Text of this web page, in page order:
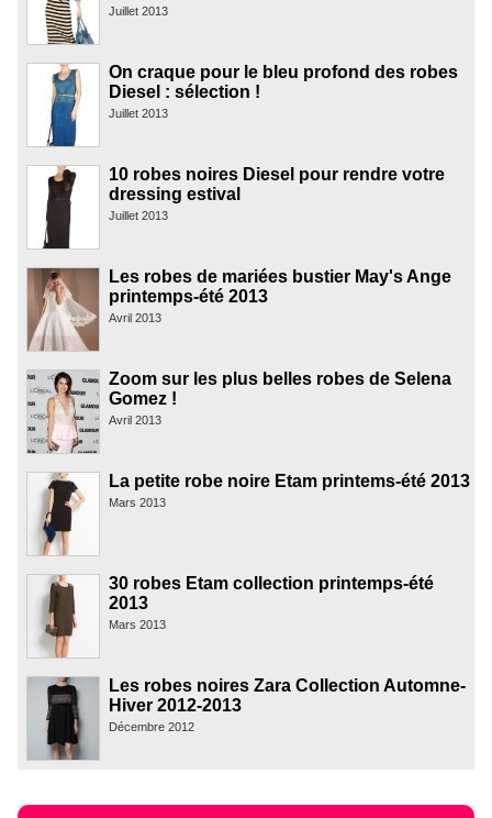
Juillet 2013
On craque pour le bleu profond des robes
Diesel : sélection !
Juillet 2013
10 robes noires Diesel pour rendre votre
dressing estival
Juillet 2013
Les robes de mariées bustier May's Ange
printemps-été 2013
Avril 2013
Zoom sur les plus belles robes de Selena
Gomez !
Avril 2013
La petite robe noire Etam printems-été 2013
Mars 2013
30 robes Etam collection printemps-été
2013
Mars 2013
Les robes noires Zara Collection Automne-
Hiver 2012-2013
Décembre 2012